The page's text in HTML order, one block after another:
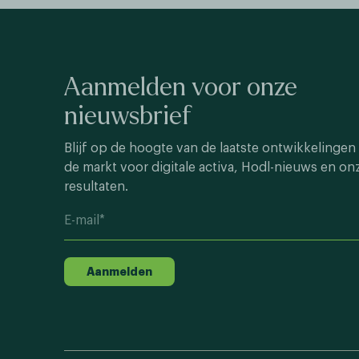
Aanmelden voor onze
nieuwsbrief
Blijf op de hoogte van de laatste ontwikkelingen
de markt voor digitale activa, Hodl-nieuws en
resultaten.
Aanmelden